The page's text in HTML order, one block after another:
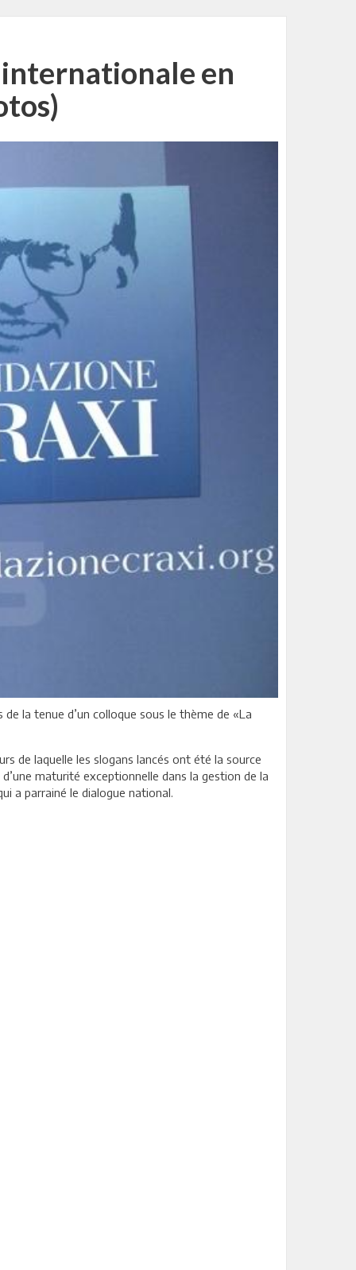
en
la tenue d’un colloque sous le thème de «La
de laquelle les slogans lancés ont été la source
maturité exceptionnelle dans la gestion de la
a parrainé le dialogue national.